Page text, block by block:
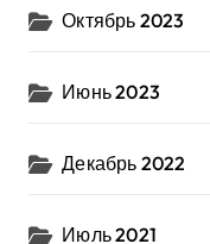
Октябрь 2023
Июнь 2023
Декабрь 2022
Июль 2021